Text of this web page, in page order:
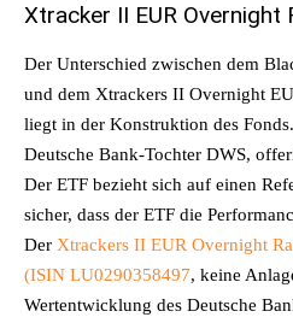
Xtracker II EUR Overnight
Der Unterschied zwischen dem
und dem Xtrackers II Overnight
liegt in der Konstruktion des
Deutsche Bank-Tochter DWS,
Der ETF bezieht sich auf einen
sicher, dass der ETF die
Der Xtrackers II EUR Overnight
(ISIN LU0290358497, keine
Wertentwicklung des Deutsche